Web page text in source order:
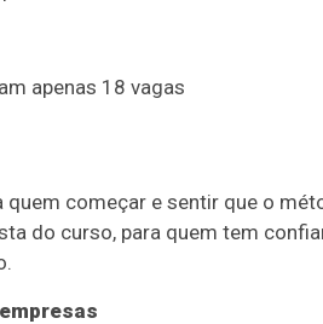
apenas 18 vagas
começar e sentir que o
do curso, para quem tem